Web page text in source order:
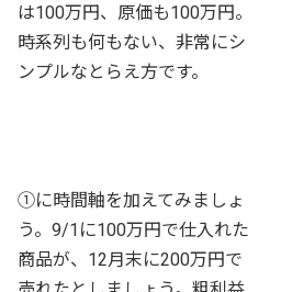
は100万円、原価も100万円。
時系列も何もない、非常にシ
ンプルなとらえ方です。
①に時間軸を加えてみましょ
う。9/1に100万円で仕入れた
商品が、12月末に200万円で